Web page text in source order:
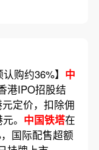
购约36%】 中
港IPO招股结
定价，扣除佣
。 中国铁塔在
国际配售超额